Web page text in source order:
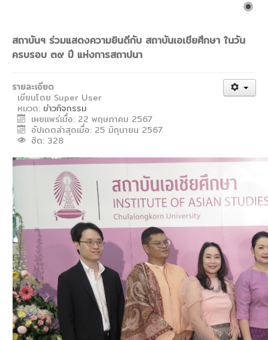
ติดต่อสถาบัน
แบบฟอร์มดาวน์โหลด
วิชาการ
อัตราจัดเก็บเงินประเภทต่างๆ ของสถาบัน
สถาบันฯ ร่วมแสดงความยินดีกับ สถาบันเอเชียศึกษา ในวัน
ครบรอบ ๓๙ ปี แห่งการสถาปนา
รายละเอียด
เขียนโดย Super User
หมวด: ข่าวกิจกรรม
เผยแพร่เมื่อ: 22 พฤษภาคม 2567
อัปเดตล่าสุดเมื่อ: 25 มิถุนายน 2567
ฮิต: 328